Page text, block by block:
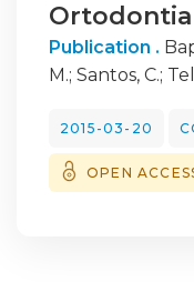
Ortodontia
Publication .
M.; Santos, C.;
2015-03-20
OPEN